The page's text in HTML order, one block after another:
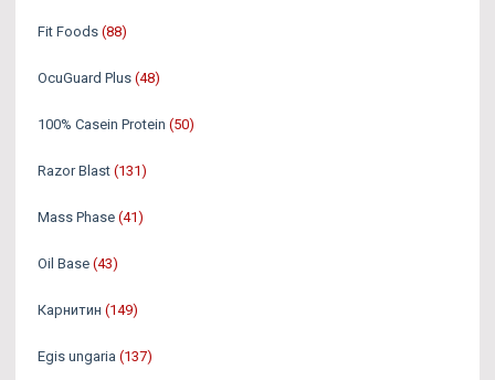
Fit Foods (88)
OcuGuard Plus (48)
100% Casein Protein (50)
Razor Blast (131)
Mass Phase (41)
Oil Base (43)
Карнитин (149)
Egis ungaria (137)